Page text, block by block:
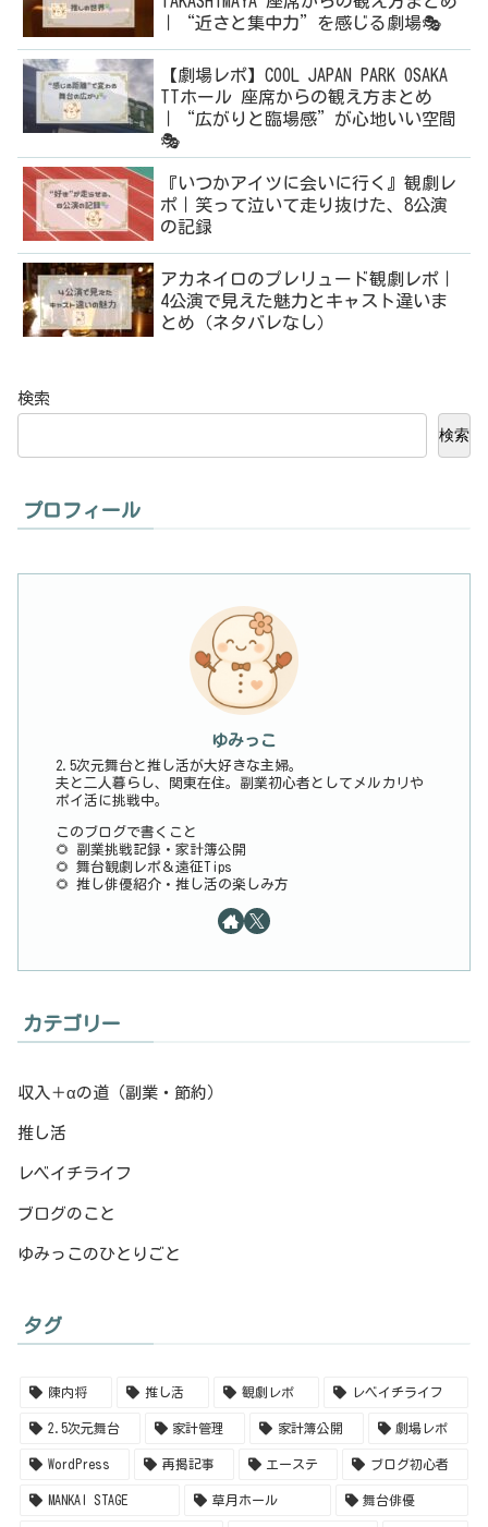
｜“近さと集中力”を感じる劇場🎭
【劇場レポ】COOL JAPAN PARK OSAKA
TTホール 座席からの観え方まとめ
｜“広がりと臨場感”が心地いい空間
🎭
『いつかアイツに会いに行く』観劇レ
ポ｜笑って泣いて走り抜けた、8公演
の記録
アカネイロのプレリュード観劇レポ｜
4公演で見えた魅力とキャスト違いま
とめ（ネタバレなし）
検索
検索
プロフィール
ゆみっこ
2.5次元舞台と推し活が大好きな主婦。
夫と二人暮らし、関東在住。副業初心者としてメルカリや
ポイ活に挑戦中。
このブログで書くこと
🌻 副業挑戦記録・家計簿公開
🌻 舞台観劇レポ＆遠征Tips
🌻 推し俳優紹介・推し活の楽しみ方
カテゴリー
収入＋αの道（副業・節約）
推し活
レベイチライフ
ブログのこと
ゆみっこのひとりごと
タグ
陳内将 推し活 観劇レポ レベイチライフ
2.5次元舞台 家計管理 家計簿公開 劇場レポ
WordPress 再掲記事 エーステ ブログ初心者
MANKAI STAGE 草月ホール 舞台俳優